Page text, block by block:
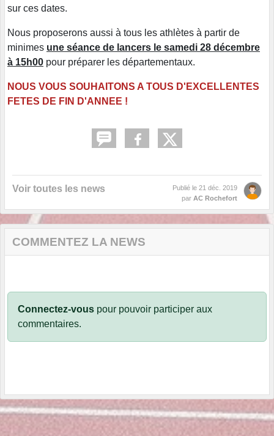
sur ces dates.
Nous proposerons aussi à tous les athlètes à partir de
minimes une séance de lancers le samedi 28 décembre
à 15h00 pour préparer les départementaux.
NOUS VOUS SOUHAITONS A TOUS D'EXCELLENTES
FETES DE FIN D'ANNEE !
Voir toutes les news Publié le 21 déc. 2019
par AC Rochefort
COMMENTEZ LA NEWS
Connectez-vous pour pouvoir participer aux
commentaires.